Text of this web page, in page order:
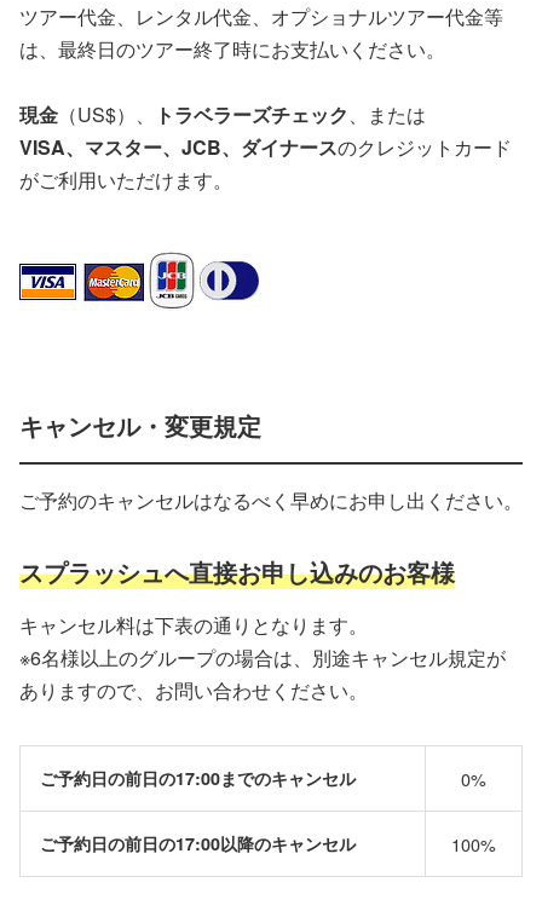
ツアー代金、レンタル代金、オプショナルツアー代金等
は、最終日のツアー終了時にお支払いください。
現金 （US$）、 トラベラーズチェック、または
VISA、マスター、JCB、ダイナースのクレジットカード
がご利用いただけます。
キャンセル・変更規定
ご予約のキャンセルはなるべく早めにお申し出ください。
スプラッシュへ直接お申し込みのお客様
キャンセル料は下表の通りとなります。
※6名様以上のグループの場合は、別途キャンセル規定が
ありますので、お問い合わせください。
ご予約日の前日の17:00までのキャンセル 0%
ご予約日の前日の17:00以降のキャンセル 100%